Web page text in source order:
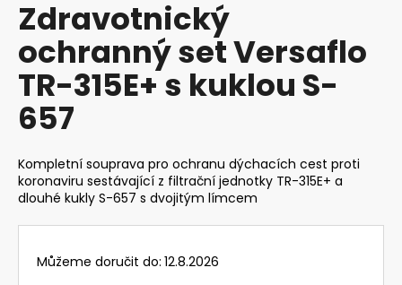
produktu
je
z
5
hvězdiček.
Zdravotnický
ochranný set Versaflo
TR-315E+ s kuklou S-
657
Kompletní souprava pro ochranu dýchacích cest proti
koronaviru sestávající z filtrační jednotky TR-315E+ a
dlouhé kukly S-657 s dvojitým límcem
Můžeme doručit do: 12.8.2026
a
j
í
t
?
HLEDAT